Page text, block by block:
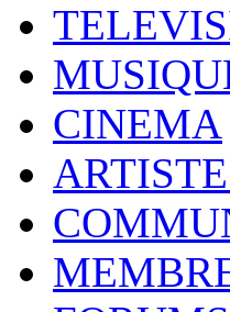
CINEMA